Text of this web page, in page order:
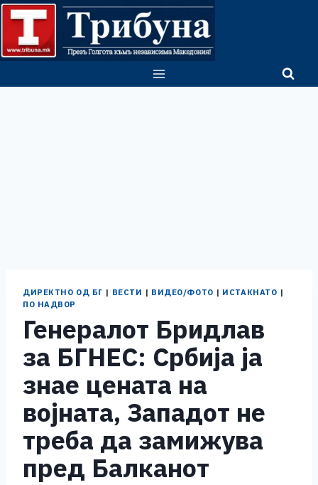
Skip
content
ДИРЕКТНО ОД БГ | ВЕСТИ | ВИДЕО/ФОТО | ИСТАКНАТО |
ПО НАДВОР
Генералот Бридлав
за БГНЕС: Србија ја
знае цената на
војната, Западот не
треба да замижува
пред Балканот